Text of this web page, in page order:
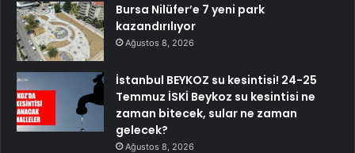
Bursa Nilüfer’e 7 yeni park
kazandırılıyor
Ağustos 8, 2026
İstanbul BEYKOZ su kesintisi! 24-25
Temmuz İSKİ Beykoz su kesintisi ne
zaman bitecek, sular ne zaman
gelecek?
Ağustos 8, 2026